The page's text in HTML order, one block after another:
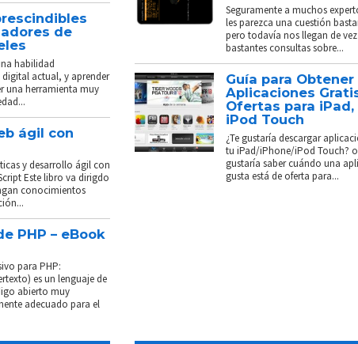
de
habilidad
actual, y aprender
una herramienta muy
ágil con
y desarrollo ágil con
Este libro va dirigdo
conocimientos
PHP – eBook
para PHP:
es un lenguaje de
abierto muy
adecuado para el
Seguramente a muchos
les parezca una cuestión
pero todavía nos llegan de
bastantes consultas sobre...
Guía para Obtener
Aplicaciones
Ofertas para iPad,
iPod Touch
¿Te gustaría descargar
tu iPad/iPhone/iPod Touch?
gustaría saber cuándo una
gusta está de oferta para...